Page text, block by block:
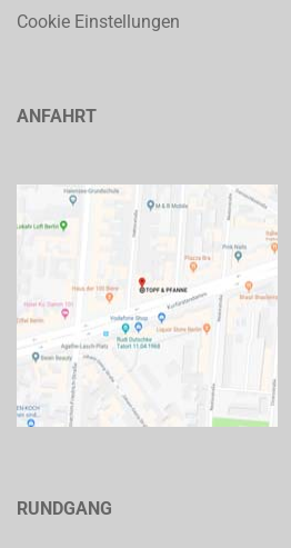
Cookie Einstellungen
ANFAHRT
RUNDGANG